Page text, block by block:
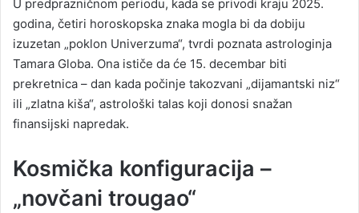
U predprazničnom periodu, kada se privodi kraju 2025.
godina, četiri horoskopska znaka mogla bi da dobiju
izuzetan „poklon Univerzuma“, tvrdi poznata astrologinja
Tamara Globa. Ona ističe da će 15. decembar biti
prekretnica – dan kada počinje takozvani „dijamantski niz“
ili „zlatna kiša“, astrološki talas koji donosi snažan
finansijski napredak.
Kosmička konfiguracija –
„novčani trougao“